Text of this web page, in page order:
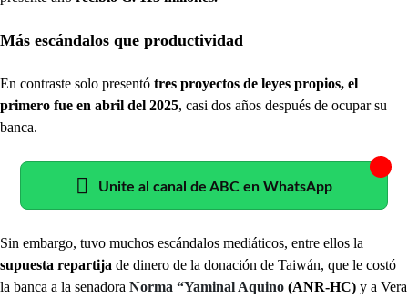
Más escándalos que productividad
En contraste solo presentó tres proyectos de leyes propios, el
primero fue en abril del 2025, casi dos años después de ocupar su
banca.
Unite al canal de ABC en WhatsApp
Sin embargo, tuvo muchos escándalos mediáticos, entre ellos la
supuesta repartija de dinero de la donación de Taiwán, que le costó
la banca a la senadora Norma “Yaminal Aquino (ANR-HC) y a Vera